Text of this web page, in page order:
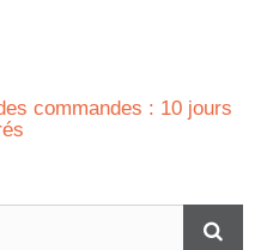
commandes : 10 jours